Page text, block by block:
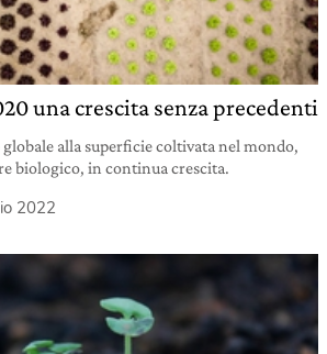
una crescita senza precedenti
alla superficie coltivata nel mondo,
biologico, in continua crescita.
2022